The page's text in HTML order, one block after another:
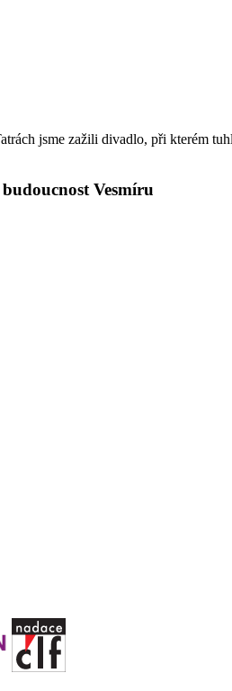
jsme zažili divadlo, při kterém
Vesmíru